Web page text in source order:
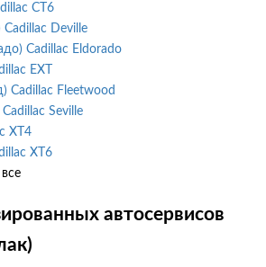
CT6
Cadillac Deville
Cadillac Eldorado
EXT
Cadillac Fleetwood
Cadillac Seville
XT4
XT6
автосервисов